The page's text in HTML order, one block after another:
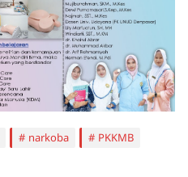
narkoba
PKKMB